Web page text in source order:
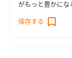
がもっと豊かにな
レージで車と暮
保存する